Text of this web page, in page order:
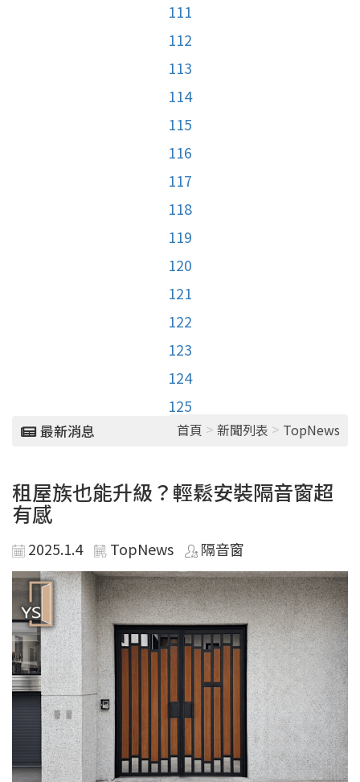
111
112
113
114
115
116
117
118
119
120
121
122
123
124
125
最新消息 首頁 > 新聞列表 > TopNews
租屋族也能升級？輕鬆安裝隔音窗超
有感
2025.1.4 TopNews 隔音窗